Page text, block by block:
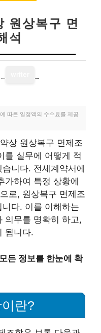
원상복구 면
석
따른 일정액의 수수료를 제공
상 원상복구 면제조
를 실무에 어떻게 적
니다. 전세계약서에
가하여 특정 상황에
로, 원상복구 면제조
다. 이를 이해하는
의무를 명확히 하고,
됩니다.
든 정보를 한눈에 확
란?